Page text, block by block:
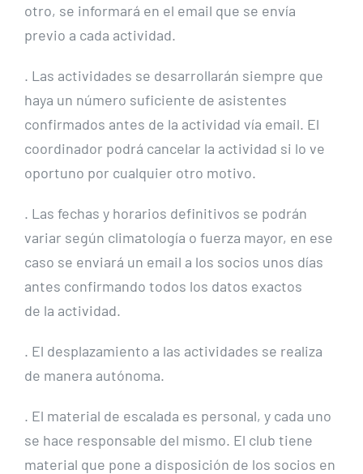
otro, se informará en el email que se envía
previo a cada actividad.
. Las actividades se desarrollarán siempre que
haya un número suficiente de asistentes
confirmados antes de la actividad vía email. El
coordinador podrá cancelar la actividad si lo ve
oportuno por cualquier otro motivo.
. Las fechas y horarios definitivos se podrán
variar según climatología o fuerza mayor, en ese
caso se enviará un email a los socios unos días
antes confirmando todos los datos exactos
de la actividad.
. El desplazamiento a las actividades se realiza
de manera autónoma.
. El material de escalada es personal, y cada uno
se hace responsable del mismo. El club tiene
material que pone a disposición de los socios en